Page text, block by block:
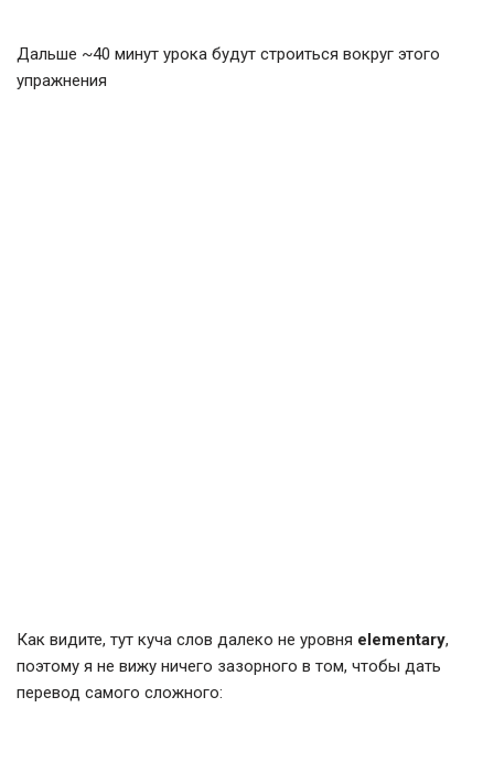
Дальше ~40 минут урока будут строиться вокруг этого
упражнения
Как видите, тут куча слов далеко не уровня elementary,
поэтому я не вижу ничего зазорного в том, чтобы дать
перевод самого сложного: